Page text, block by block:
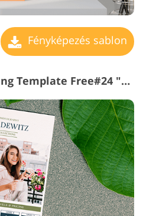
Fényképezés sablon
Photography Marketing Template Free#24 "Fashionable Portrait"